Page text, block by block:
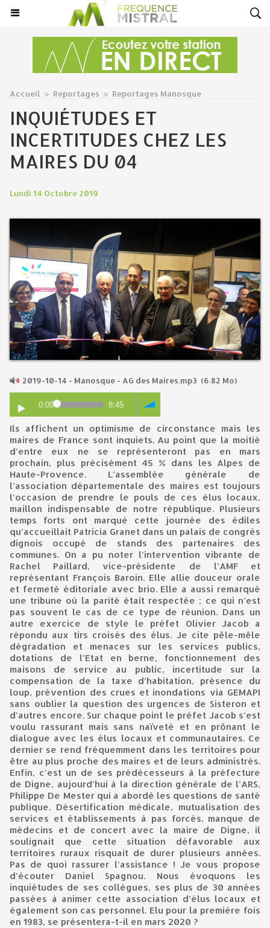
Accueil > Reportages > Reportages Manosque
INQUIÉTUDES ET
INCERTITUDES CHEZ LES
MAIRES DU 04
Lundi 14 Octobre 2019
2019-10-14 - Manosque - AG des Maires.mp3 (6.82 Mo)
0:00 8:45
Ils affichent un optimisme de circonstance mais les
maires de France sont inquiets. Au point que la moitié
d’entre eux ne se représenteront pas en mars
prochain, plus précisément 45 % dans les Alpes de
Haute-Provence. L’assemblée générale de
l’association départementale des maires est toujours
l’occasion de prendre le pouls de ces élus locaux,
maillon indispensable de notre république. Plusieurs
temps forts ont marqué cette journée des édiles
qu’accueillait Patricia Granet dans un palais de congrès
dignois occupé de stands des partenaires des
communes. On a pu noter l’intervention vibrante de
Rachel Paillard, vice-présidente de l’AMF et
représentant François Baroin. Elle allie douceur orale
et fermeté éditoriale avec brio. Elle a aussi remarqué
une tribune où la parité était respectée ; ce qui n’est
pas souvent le cas de ce type de réunion. Dans un
autre exercice de style le préfet Olivier Jacob a
répondu aux tirs croisés des élus. Je cite pêle-mêle
dégradation et menaces sur les services publics,
dotations de l’Etat en berne, fonctionnement des
maisons de service au public, incertitude sur la
compensation de la taxe d’habitation, présence du
loup, prévention des crues et inondations via GEMAPI
sans oublier la question des urgences de Sisteron et
d’autres encore. Sur chaque point le préfet Jacob s’est
voulu rassurant mais sans naïveté et en prônant le
dialogue avec les élus locaux et communautaires. Ce
dernier se rend fréquemment dans les territoires pour
être au plus proche des maires et de leurs administrés.
Enfin, c’est un de ses prédécesseurs à la préfecture
de Digne, aujourd’hui à la direction générale de l’ARS,
Philippe De Mester qui a abordé les questions de santé
publique. Désertification médicale, mutualisation des
services et établissements à pas forcés, manque de
médecins et de concert avec la maire de Digne, il
soulignait que cette situation défavorable aux
territoires ruraux risquait de durer plusieurs années.
Pas de quoi rassurer l’assistance ! Je vous propose
d’écouter Daniel Spagnou. Nous évoquons les
inquiétudes de ses collègues, ses plus de 30 années
passées à animer cette association d’élus locaux et
également son cas personnel. Elu pour la première fois
en 1983, se présentera-t-il en mars 2020 ?